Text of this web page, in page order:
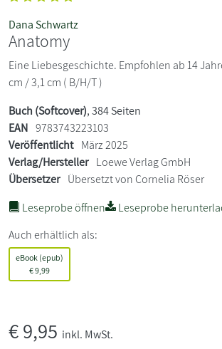
Dana Schwartz
Anatomy
Eine Liebesgeschichte. Empfohlen ab 14
cm / 3,1 cm ( B/H/T )
Buch (Softcover), 384 Seiten
EAN 9783743223103
Veröffentlicht März 2025
Verlag/Hersteller Loewe Verlag GmbH
Übersetzer Übersetzt von Cornelia Röser
Leseprobe öffnen
Leseprobe
Auch erhältlich als:
eBook (epub)
€9,99
€9,95 inkl. MwSt.